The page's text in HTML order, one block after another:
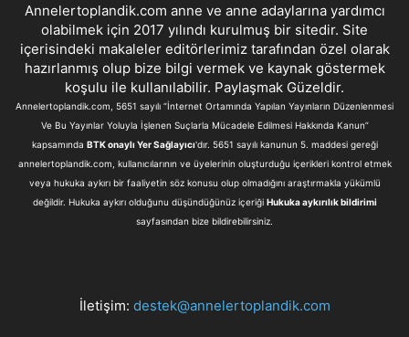
Annelertoplandik.com anne ve anne adaylarına yardımcı
olabilmek için 2017 yılındı kurulmuş bir sitedir. Site
içerisindeki makaleler editörlerimiz tarafından özel olarak
hazırlanmış olup bize bilgi vermek ve kaynak göstermek
koşulu ile kullanılabilir. Paylaşmak Güzeldir.
Annelertoplandik.com, 5651 sayılı “İnternet Ortamında Yapılan Yayınların Düzenlenmesi
Ve Bu Yayınlar Yoluyla İşlenen Suçlarla Mücadele Edilmesi Hakkında Kanun”
kapsamında BTK onaylı Yer Sağlayıcı'dır. 5651 sayılı kanunun 5. maddesi gereği
annelertoplandik.com, kullanıcılarının ve üyelerinin oluşturduğu içerikleri kontrol etmek
veya hukuka aykırı bir faaliyetin söz konusu olup olmadığını araştırmakla yükümlü
değildir. Hukuka aykırı olduğunu düşündüğünüz içeriği Hukuka aykırılık bildirimi
sayfasından bize bildirebilirsiniz.
İletişim: destek@annelertoplandik.com